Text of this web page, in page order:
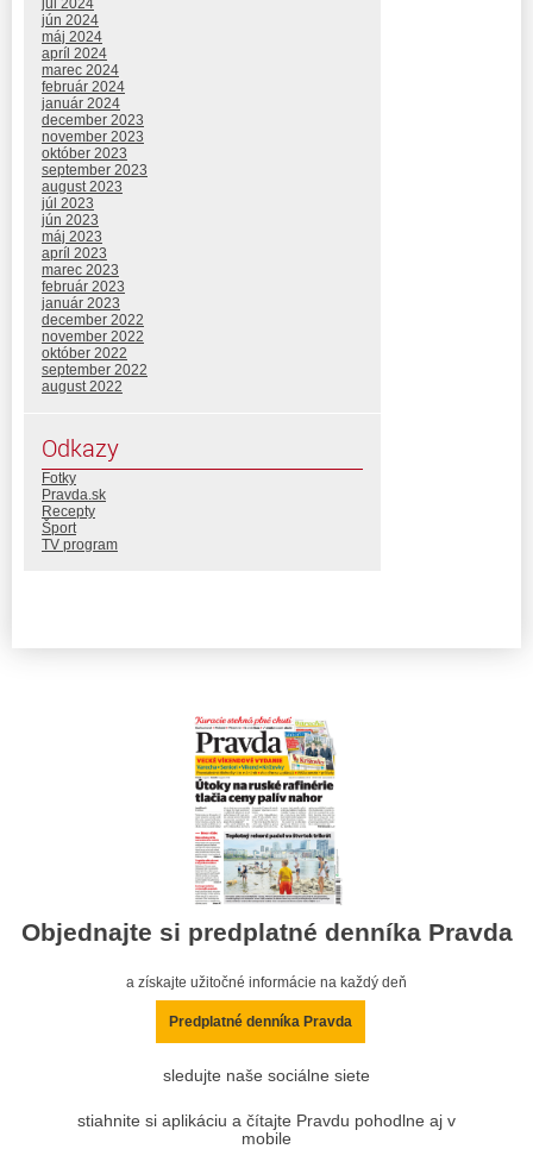
júl 2024
jún 2024
máj 2024
apríl 2024
marec 2024
február 2024
január 2024
december 2023
november 2023
október 2023
september 2023
august 2023
júl 2023
jún 2023
máj 2023
apríl 2023
marec 2023
február 2023
január 2023
december 2022
november 2022
október 2022
september 2022
august 2022
Odkazy
Fotky
Pravda.sk
Recepty
Šport
TV program
Objednajte si predplatné denníka Pravda
a získajte užitočné informácie na každý deň
Predplatné denníka Pravda
sledujte naše sociálne siete
stiahnite si aplikáciu a čítajte Pravdu pohodlne aj v
mobile